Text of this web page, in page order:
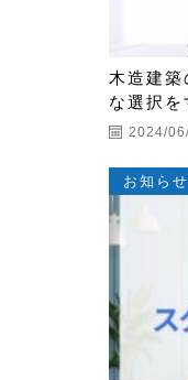
木造建
な選択を
2024/
お知ら